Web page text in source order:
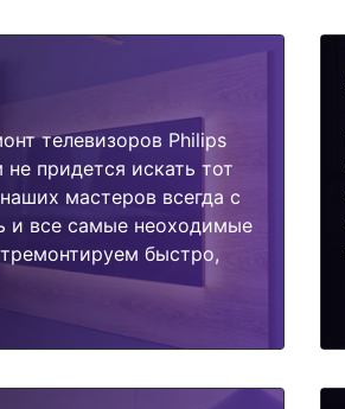
телевизоров Philips
придется искать тот
мастеров всегда с
и все самые неоходимые
быстро,